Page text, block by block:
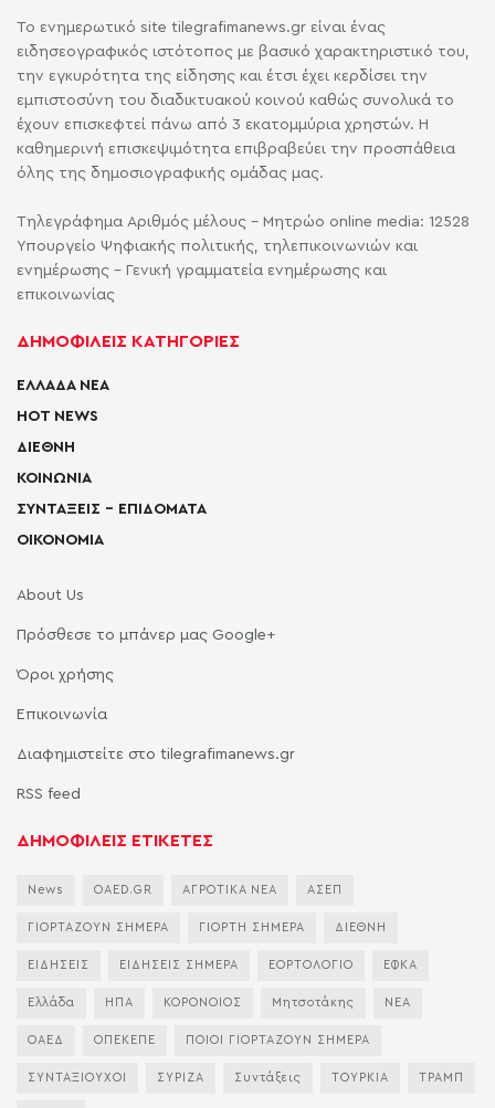
Το ενημερωτικό site tilegrafimanews.gr είναι ένας
ειδησεογραφικός ιστότοπος με βασικό χαρακτηριστικό του,
την εγκυρότητα της είδησης και έτσι έχει κερδίσει την
εμπιστοσύνη του διαδικτυακού κοινού καθώς συνολικά το
έχουν επισκεφτεί πάνω από 3 εκατομμύρια χρηστών. Η
καθημερινή επισκεψιμότητα επιβραβεύει την προσπάθεια
όλης της δημοσιογραφικής ομάδας μας.
Τηλεγράφημα Αριθμός μέλους - Μητρώο online media: 12528
Υπουργείο Ψηφιακής πολιτικής, τηλεπικοινωνιών και
ενημέρωσης - Γενική γραμματεία ενημέρωσης και
επικοινωνίας
ΔΗΜΟΦΙΛΕΙΣ ΚΑΤΗΓΟΡΙΕΣ
ΕΛΛΑΔΑ ΝΕΑ
HOT NEWS
ΔΙΕΘΝΗ
ΚΟΙΝΩΝΙΑ
ΣΥΝΤΑΞΕΙΣ – ΕΠΙΔΟΜΑΤΑ
ΟΙΚΟΝΟΜΙΑ
About Us
Πρόσθεσε το μπάνερ μας Google+
Όροι χρήσης
Επικοινωνία
Διαφημιστείτε στο tilegrafimanews.gr
RSS feed
ΔΗΜΟΦΙΛΕΙΣ ΕΤΙΚΕΤΕΣ
News OAED.GR ΑΓΡΟΤΙΚΑ ΝΕΑ ΑΣΕΠ
ΓΙΟΡΤΑΖΟΥΝ ΣΗΜΕΡΑ ΓΙΟΡΤΗ ΣΗΜΕΡΑ ΔΙΕΘΝΗ
ΕΙΔΗΣΕΙΣ ΕΙΔΗΣΕΙΣ ΣΗΜΕΡΑ ΕΟΡΤΟΛΟΓΙΟ ΕΦΚΑ
Ελλάδα ΗΠΑ ΚΟΡΟΝΟΙΟΣ Μητσοτάκης ΝΕΑ
ΟΑΕΔ ΟΠΕΚΕΠΕ ΠΟΙΟΙ ΓΙΟΡΤΑΖΟΥΝ ΣΗΜΕΡΑ
ΣΥΝΤΑΞΙΟΥΧΟΙ ΣΥΡΙΖΑ Συντάξεις ΤΟΥΡΚΙΑ ΤΡΑΜΠ